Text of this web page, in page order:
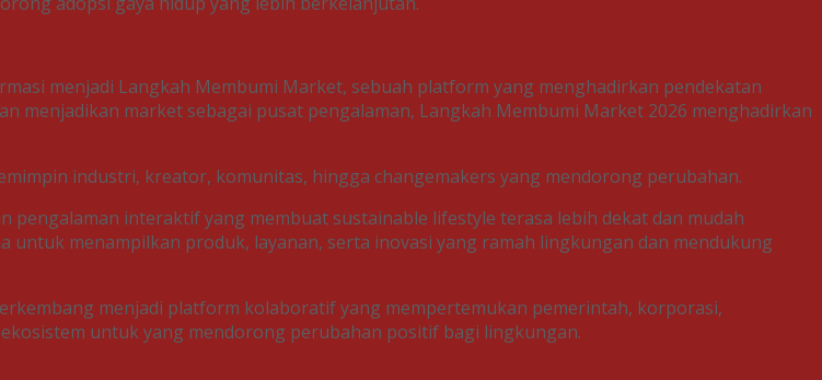
menjadi Langkah Membumi Market, sebuah platform yang menghadirkan pendekatan
menjadikan market sebagai pusat pengalaman, Langkah Membumi Market 2026 menghadirkan
industri, kreator, komunitas, hingga changemakers yang mendorong perubahan.
pengalaman interaktif yang membuat sustainable lifestyle terasa lebih dekat dan mudah
menampilkan produk, layanan, serta inovasi yang ramah lingkungan dan mendukung
menjadi platform kolaboratif yang mempertemukan pemerintah, korporasi,
untuk yang mendorong perubahan positif bagi lingkungan.